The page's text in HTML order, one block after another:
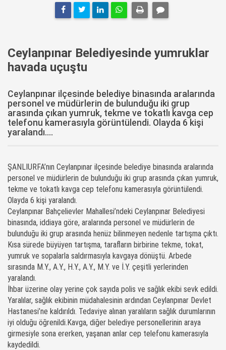
Ceylanpınar Belediyesinde yumruklar
havada uçuştu
Ceylanpınar ilçesinde belediye binasında aralarında
personel ve müdürlerin de bulunduğu iki grup
arasında çıkan yumruk, tekme ve tokatlı kavga cep
telefonu kamerasıyla görüntülendi. Olayda 6 kişi
yaralandı....
ŞANLIURFA’nın Ceylanpınar ilçesinde belediye binasında aralarında
personel ve müdürlerin de bulunduğu iki grup arasında çıkan yumruk,
tekme ve tokatlı kavga cep telefonu kamerasıyla görüntülendi.
Olayda 6 kişi yaralandı.
Ceylanpınar Bahçelievler Mahallesi’ndeki Ceylanpınar Belediyesi
binasında, iddiaya göre, aralarında personel ve müdürlerin de
bulunduğu iki grup arasında henüz bilinmeyen nedenle tartışma çıktı.
Kısa sürede büyüyen tartışma, tarafların birbirine tekme, tokat,
yumruk ve sopalarla saldırmasıyla kavgaya dönüştü. Arbede
sırasında M.Y., A.Y., H.Y., A.Y., M.Y. ve İ.Y. çeşitli yerlerinden
yaralandı.
İhbar üzerine olay yerine çok sayıda polis ve sağlık ekibi sevk edildi.
Yaralılar, sağlık ekibinin müdahalesinin ardından Ceylanpınar Devlet
Hastanesi’ne kaldırıldı. Tedaviye alınan yaralıların sağlık durumlarının
iyi olduğu öğrenildi.Kavga, diğer belediye personellerinin araya
girmesiyle sona ererken, yaşanan anlar cep telefonu kamerasıyla
kaydedildi.